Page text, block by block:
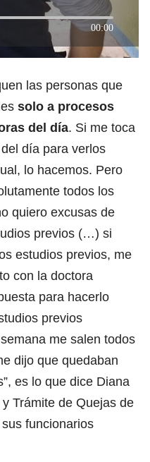
00:00
las personas que
solo a procesos
del día. Si me toca
día para verlos
lo hacemos. Pero
todos los
quiero excusas de
previos (…) si
estudios previos, me
con la doctora
para hacerlo
previos
me salen todos
dijo que quedaban
es lo que dice Diana
Trámite de Quejas de
funcionarios